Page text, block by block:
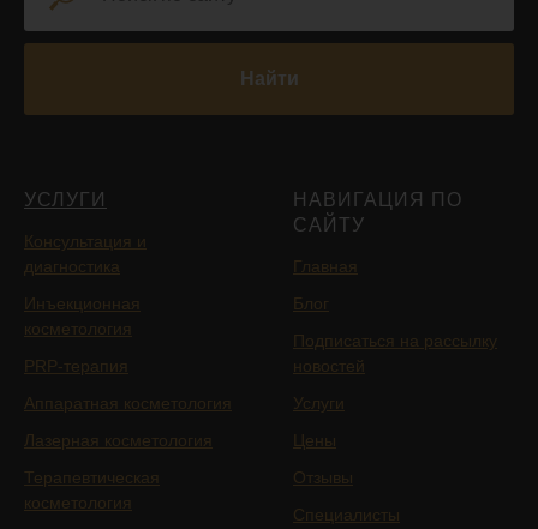
Найти
УСЛУГИ
Консультация и
диагностика
Инъекционная
косметология
PRP-терапия
Аппаратная косметология
Лазерная косметология
Терапевтическая
косметология
НАВИГАЦИЯ ПО
САЙТУ
Главная
Блог
Подписаться на рассылку
новостей
Услуги
Цены
Отзывы
Специалисты